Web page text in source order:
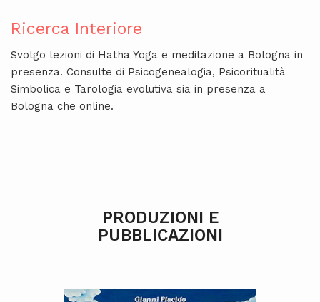
Ricerca Interiore
Svolgo lezioni di Hatha Yoga e meditazione a Bologna in
presenza. Consulte di Psicogenealogia, Psicoritualità
Simbolica e Tarologia evolutiva sia in presenza a
Bologna che online.
PRODUZIONI E
PUBBLICAZIONI